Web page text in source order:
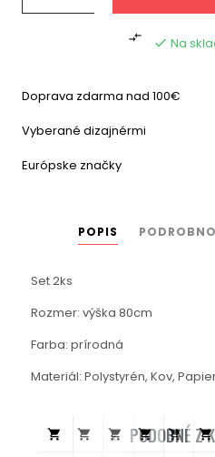
  Na
Doprava zdarma nad 100€
Vyberané dizajnérmi
Európske značky
POPIS
Set 2ks
Rozmer: výška 80cm
Farba: prírodná
Materiál: Polystyrén, Kov,
PODOBNÉ Z
     